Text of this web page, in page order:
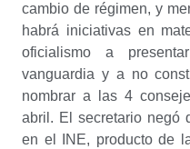
cambio de régimen, y
habrá iniciativas en
oficialismo a
vanguardia y a no
nombrar a las 4
abril. El secretario negó
en el INE, producto de